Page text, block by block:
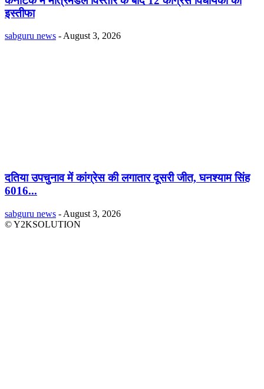
इस्तीफा
sabguru news - August 3, 2026
दतिया उपचुनाव में कांग्रेस की लगातार दूसरी जीत, घनश्याम सिंह
6016...
sabguru news - August 3, 2026
© Y2KSOLUTION